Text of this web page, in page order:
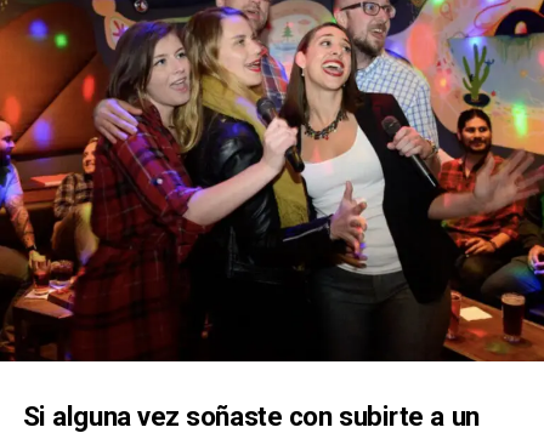
Si alguna vez soñaste con subirte a un